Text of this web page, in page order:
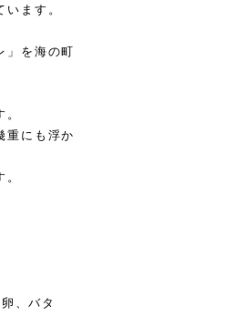
ます。
」を海の町
重にも浮か
、バタ